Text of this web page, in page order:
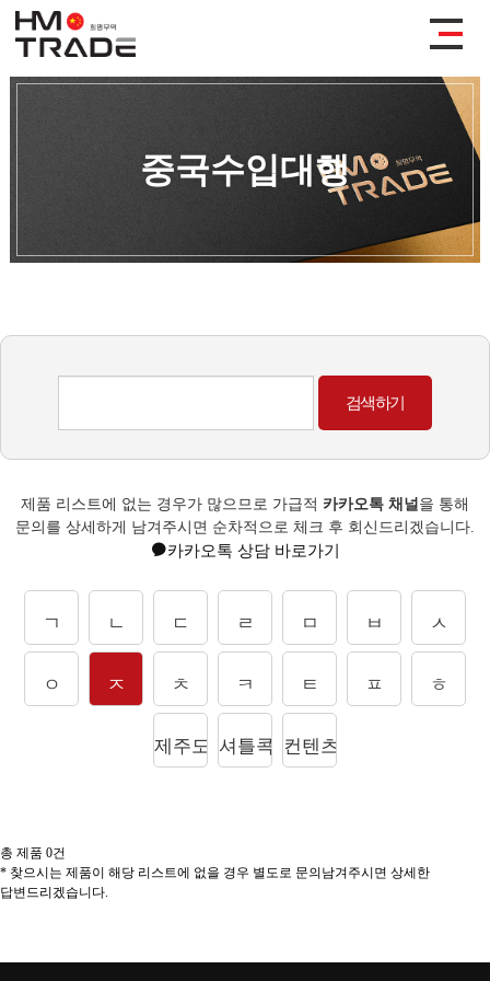
중국수입대행
제품 리스트에 없는 경우가 많으므로 가급적 카카오톡 채널 을 통해
문의를 상세하게 남겨주시면 순차적으로 체크 후 회신드리겠습니다.
카카오톡 상담 바로가기
ㄱ ㄴ ㄷ ㄹ ㅁ ㅂ ㅅ
ㅇ ㅈ ㅊ ㅋ ㅌ ㅍ ㅎ
제주도상품셔틀콕 컨텐츠
총 제품 0건
* 찾으시는 제품이 해당 리스트에 없을 경우 별도로 문의남겨주시면 상세한
답변드리겠습니다.